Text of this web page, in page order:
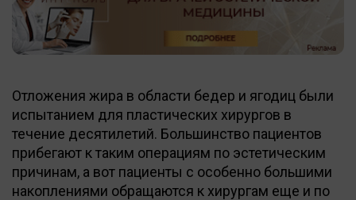
Отложения жира в области бедер и ягодиц были
испытанием для пластических хирургов в
течение десятилетий. Большинство пациентов
прибегают к таким операциям по эстетическим
причинам, а вот пациенты с особенно большими
накоплениями обращаются к хирургам еще и по